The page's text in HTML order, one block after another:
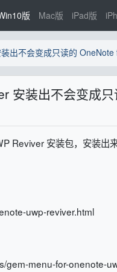
版 Mac版 iPad版
安装出不会变成
Reviver 安装包，安装出
uwp-reviver.html
gem-menu-for-onenote-